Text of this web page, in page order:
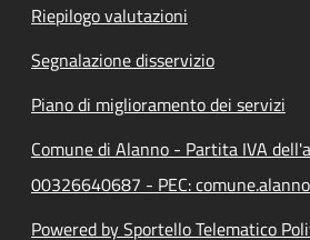
Riepilogo valutazioni
Segnalazione disservizio
Piano di miglioramento dei servizi
Comune di Alanno - Partita IVA
00326640687 - PEC:
Powered by Sportello Telematico